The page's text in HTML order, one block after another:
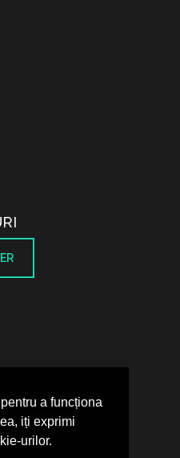
a funcționa
iți exprimi
urilor.